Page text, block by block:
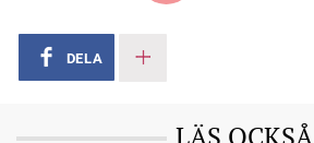
DELA